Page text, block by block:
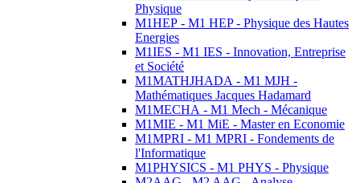
Physique
M1HEP - M1 HEP - Physique des Hautes
Energies
M1IES - M1 IES - Innovation, Entreprise
et Société
M1MATHJHADA - M1 MJH -
Mathématiques Jacques Hadamard
M1MECHA - M1 Mech - Mécanique
M1MIE - M1 MiE - Master en Economie
M1MPRI - M1 MPRI - Fondements de
l'Informatique
M1PHYSICS - M1 PHYS - Physique